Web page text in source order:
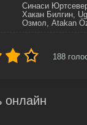
Синаси
Хакан Билгин,
Озмол, Atakan
188
онлайн